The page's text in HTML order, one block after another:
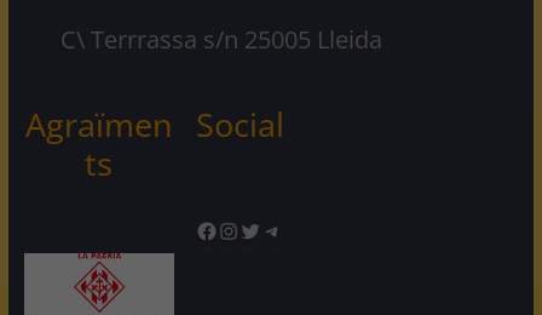
C\ Terrrassa s/n 25005 Lleida
Agraïmen
ts
Social
Facebook
Instagram
TwitterTelegram